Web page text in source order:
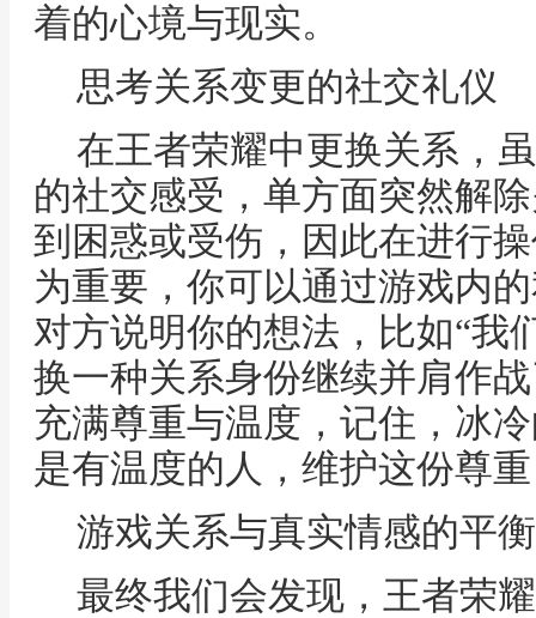
着的心境与现实。
思考关系变更的社交礼仪
在王者荣耀中更换关系，
的社交感受，单方面突然解
到困惑或受伤，因此在进行
为重要，你可以通过游戏内
对方说明你的想法，比如“我
换一种关系身份继续并肩作
充满尊重与温度，记住，冰
是有温度的人，维护这份尊
游戏关系与真实情感的平衡
最终我们会发现，王者荣